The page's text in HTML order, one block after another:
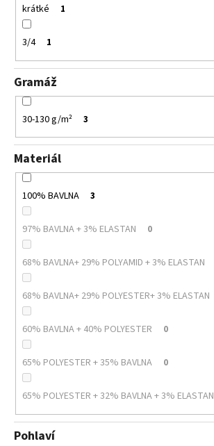
krátké 1
3/4 1
Gramáž
30-130 g/m² 3
Materiál
100% BAVLNA 3
97% BAVLNA + 3% ELASTAN 0
68% BAVLNA+ 29% POLYAMID + 3% ELASTAN
68% BAVLNA+ 29% POLYESTER+ 3% ELASTAN
60% BAVLNA + 40% POLYESTER 0
65% POLYESTER + 35% BAVLNA 0
65% POLYESTER + 32% BAVLNA + 3% ELASTAN
Pohlaví